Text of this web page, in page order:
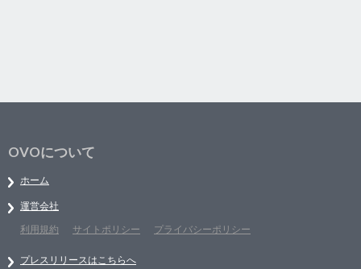
OVOについて
ホーム
運営会社
利用規約
サイトポリシー プライバシーポリシー
プレスリリースはこちらへ